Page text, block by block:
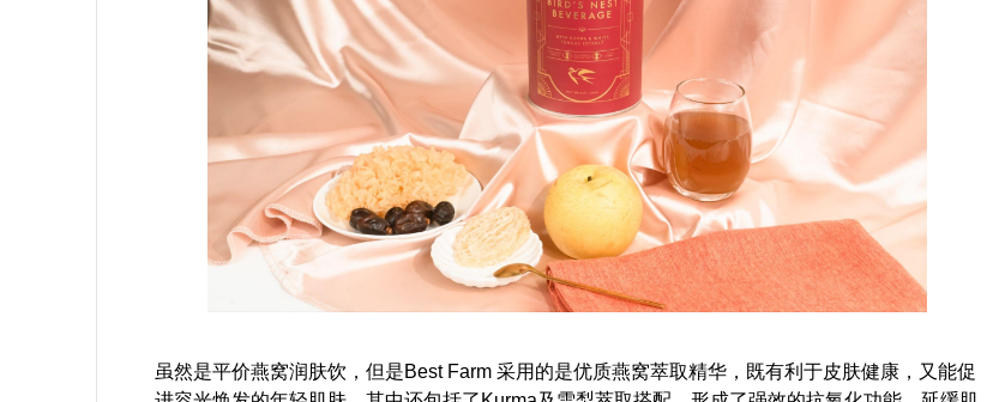
虽然是平价燕窝润肤饮，但是Best Farm 采用的是优质燕窝萃取精华，既有利于皮肤健康，又能促